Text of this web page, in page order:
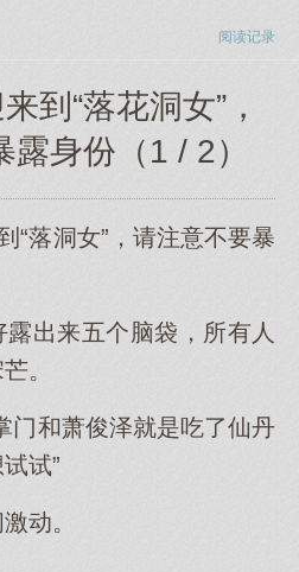
阅读记录
到“落花洞女”，
身份（1 / 2）
“落洞女”，请注意不要暴
出来五个脑袋，所有人
。
门和萧俊泽就是吃了仙丹
试”
动。